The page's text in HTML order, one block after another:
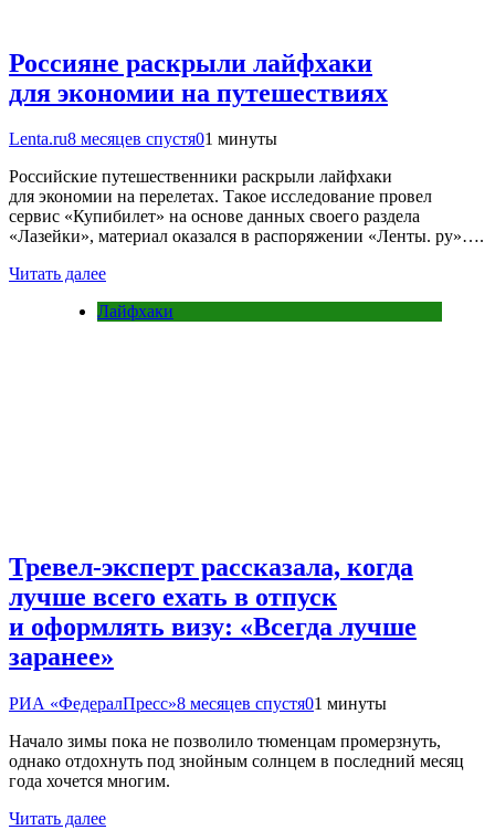
Россияне раскрыли лайфхаки
для экономии на путешествиях
Lenta.ru8 месяцев спустя01 минуты
Российские путешественники раскрыли лайфхаки
для экономии на перелетах. Такое исследование провел
сервис «Купибилет» на основе данных своего раздела
«Лазейки», материал оказался в распоряжении «Ленты. ру»….
Читать далее
Лайфхаки
Тревел-эксперт рассказала, когда
лучше всего ехать в отпуск
и оформлять визу: «Всегда лучше
заранее»
РИА «ФедералПресс»8 месяцев спустя01 минуты
Начало зимы пока не позволило тюменцам промерзнуть,
однако отдохнуть под знойным солнцем в последний месяц
года хочется многим.
Читать далее